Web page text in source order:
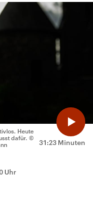
31:23 Minuten
Heute
dafür. ©
Uhr